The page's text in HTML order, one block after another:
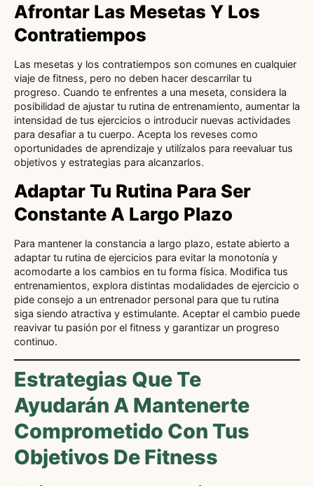
Afrontar Las Mesetas Y Los
Contratiempos
Las mesetas y los contratiempos son comunes en cualquier
viaje de fitness, pero no deben hacer descarrilar tu
progreso. Cuando te enfrentes a una meseta, considera la
posibilidad de ajustar tu rutina de entrenamiento, aumentar la
intensidad de tus ejercicios o introducir nuevas actividades
para desafiar a tu cuerpo. Acepta los reveses como
oportunidades de aprendizaje y utilízalos para reevaluar tus
objetivos y estrategias para alcanzarlos.
Adaptar Tu Rutina Para Ser
Constante A Largo Plazo
Para mantener la constancia a largo plazo, estate abierto a
adaptar tu rutina de ejercicios para evitar la monotonía y
acomodarte a los cambios en tu forma física. Modifica tus
entrenamientos, explora distintas modalidades de ejercicio o
pide consejo a un entrenador personal para que tu rutina
siga siendo atractiva y estimulante. Aceptar el cambio puede
reavivar tu pasión por el fitness y garantizar un progreso
continuo.
Estrategias Que Te
Ayudarán A Mantenerte
Comprometido Con Tus
Objetivos De Fitness